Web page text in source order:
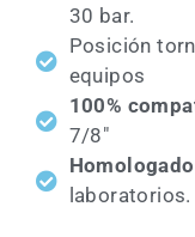
30 bar.
Posición
equipos
100%
7/8"
Homologado
laboratorios.